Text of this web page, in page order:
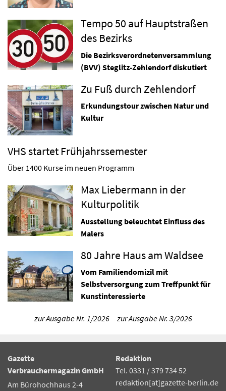
Tempo 50 auf Hauptstraßen
des Bezirks
Die Bezirksverordnetenversammlung
(BVV) Steglitz-Zehlendorf diskutiert
Zu Fuß durch Zehlendorf
Erkundungstour zwischen Natur und
Kultur
VHS startet Frühjahrssemester
Über 1400 Kurse im neuen Programm
Max Liebermann in der
Kulturpolitik
Ausstellung beleuchtet Einfluss des
Malers
80 Jahre Haus am Waldsee
Vom Familiendomizil mit
Selbstversorgung zum Treffpunkt für
Kunstinteressierte
zur Ausgabe Nr. 1/2026 zur Ausgabe Nr. 3/2026
Gazette
Verbrauchermagazin GmbH
Am Bürohochhaus 2-4
Redaktion
Tel. 0331 / 379 734 52
redaktion[at]gazette-berlin.de